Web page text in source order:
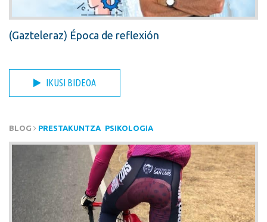
(Gazteleraz) Época de reflexión
IKUSI BIDEOA
BLOG PRESTAKUNTZA PSIKOLOGIA